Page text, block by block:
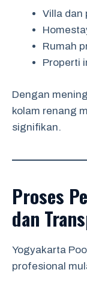
Villa dan
Rumah
Properti
Dengan
kolam renang
signifikan.
Proses
dan
Yogyakarta
profesional